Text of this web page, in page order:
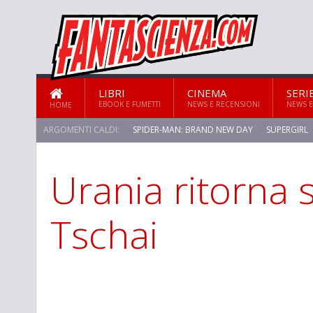
HOME
LIBRI
EBOOK E FUMETTI
CINEMA
NEWS E RECENSIONI NEWS
ARGOMENTI CALDI: SPIDER-MAN: BRAND NEW DAY SUPERGIRL
Urania ritorna
Tschai